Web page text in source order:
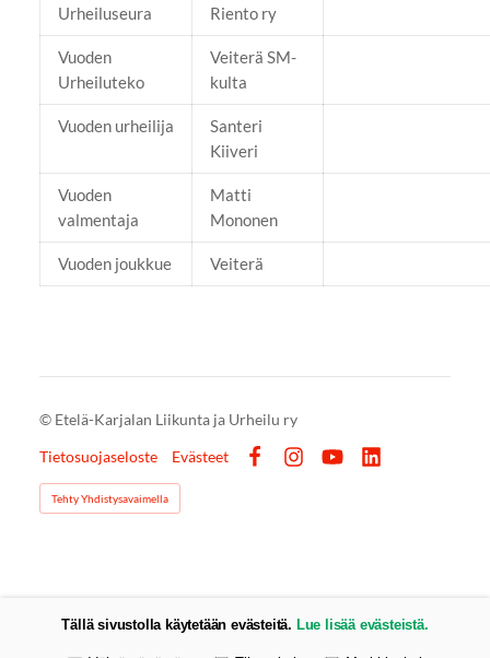
Urheiluseura
Riento ry
Vuoden
Urheiluteko
Veiterä SM-
kulta
Vuoden urheilija
Santeri
Kiiveri
Vuoden
valmentaja
Matti
Mononen
Vuoden joukkue Veiterä
© Etelä-Karjalan Liikunta ja Urheilu ry
Tietosuojaseloste
Evästeet
Tehty Yhdistysavaimella
Tällä sivustolla käytetään evästeitä. Lue lisää evästeistä.